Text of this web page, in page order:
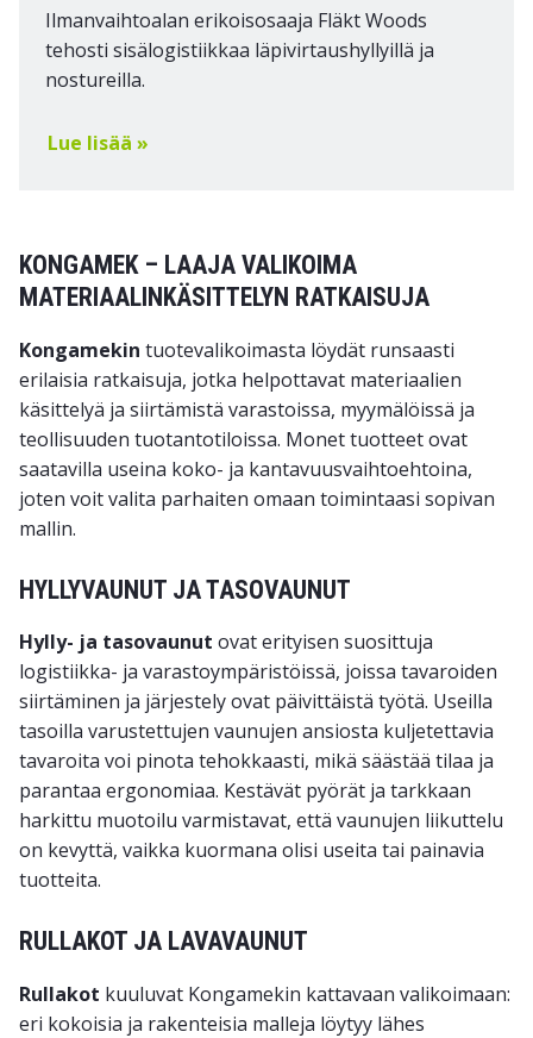
Ilmanvaihtoalan erikoisosaaja Fläkt Woods
tehosti sisälogistiikkaa läpivirtaushyllyillä ja
nostureilla.
Lue lisää »
KONGAMEK – LAAJA VALIKOIMA
MATERIAALINKÄSITTELYN RATKAISUJA
Kongamekin tuotevalikoimasta löydät runsaasti
erilaisia ratkaisuja, jotka helpottavat materiaalien
käsittelyä ja siirtämistä varastoissa, myymälöissä ja
teollisuuden tuotantotiloissa. Monet tuotteet ovat
saatavilla useina koko- ja kantavuusvaihtoehtoina,
joten voit valita parhaiten omaan toimintaasi sopivan
mallin.
HYLLYVAUNUT JA TASOVAUNUT
Hylly- ja tasovaunut ovat erityisen suosittuja
logistiikka- ja varastoympäristöissä, joissa tavaroiden
siirtäminen ja järjestely ovat päivittäistä työtä. Useilla
tasoilla varustettujen vaunujen ansiosta kuljetettavia
tavaroita voi pinota tehokkaasti, mikä säästää tilaa ja
parantaa ergonomiaa. Kestävät pyörät ja tarkkaan
harkittu muotoilu varmistavat, että vaunujen liikuttelu
on kevyttä, vaikka kuormana olisi useita tai painavia
tuotteita.
RULLAKOT JA LAVAVAUNUT
Rullakot kuuluvat Kongamekin kattavaan valikoimaan:
eri kokoisia ja rakenteisia malleja löytyy lähes